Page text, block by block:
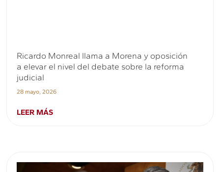
Ricardo Monreal llama a Morena y oposición
a elevar el nivel del debate sobre la reforma
judicial
28 mayo, 2026
LEER MÁS